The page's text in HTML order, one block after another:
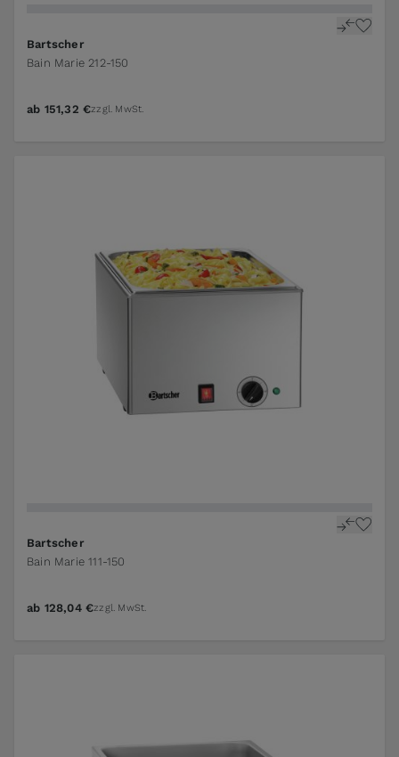
Bartscher
Bain Marie 212-150
ab 151,32 €zzgl. MwSt.
Bartscher
Bain Marie 111-150
ab 128,04 €zzgl. MwSt.